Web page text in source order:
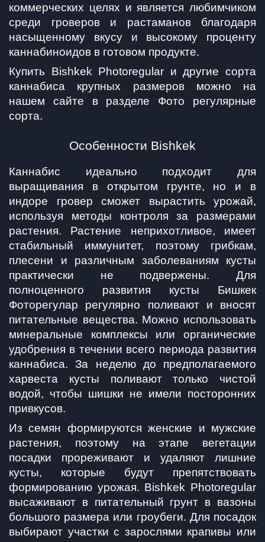
коммерческих целях и является любимчиком
среди гроверов и растаманов благодаря
насыщенному вкусу и высокому проценту
каннабиноидов в готовом продукте.
Купить Bishkek Photoregular и другие сорта
каннабиса крупных размеров можно на
нашем сайте в разделе Фото регулярные
сорта.
Особенности Bishkek
Каннабис идеально подходит для
выращивания в открытом грунте, но и в
индоре гровер сможет вырастить урожай,
используя методы контроля за размерами
растения. Растение неприхотливое, имеет
стабильный иммунитет, поэтому грибкам,
плесени и различным заболеваниям кусты
практически не подвержены. Для
полноценного развития кусты Бишкек
Фоторегулар регулярно поливают и вносят
питательные вещества. Можно использовать
минеральные комплексы или органические
удобрения в течении всего периода развития
каннабиса. За неделю до предполагаемого
харвеста кусты поливают только чистой
водой, чтобы шишки не имели посторонних
привкусов.
Из семян формируются женские и мужские
растения, поэтому на этапе вегетации
посадки прореживают и удаляют лишние
кусты, которые будут препятствовать
формированию урожая. Bishkek Photoregular
высаживают в питательный грунт в вазоны
большого размера или гроубеги. Для посадок
выбирают участки с зарослями крапивы или